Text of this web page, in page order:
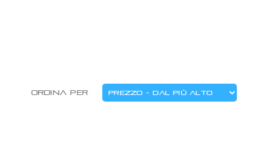
GLI ORDINI SARANNO EVASI
Ordina per